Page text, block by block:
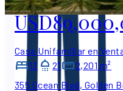
Casa Unifamiliar en
13
21
2,201 m²
355 Ocean Blvd, Golden